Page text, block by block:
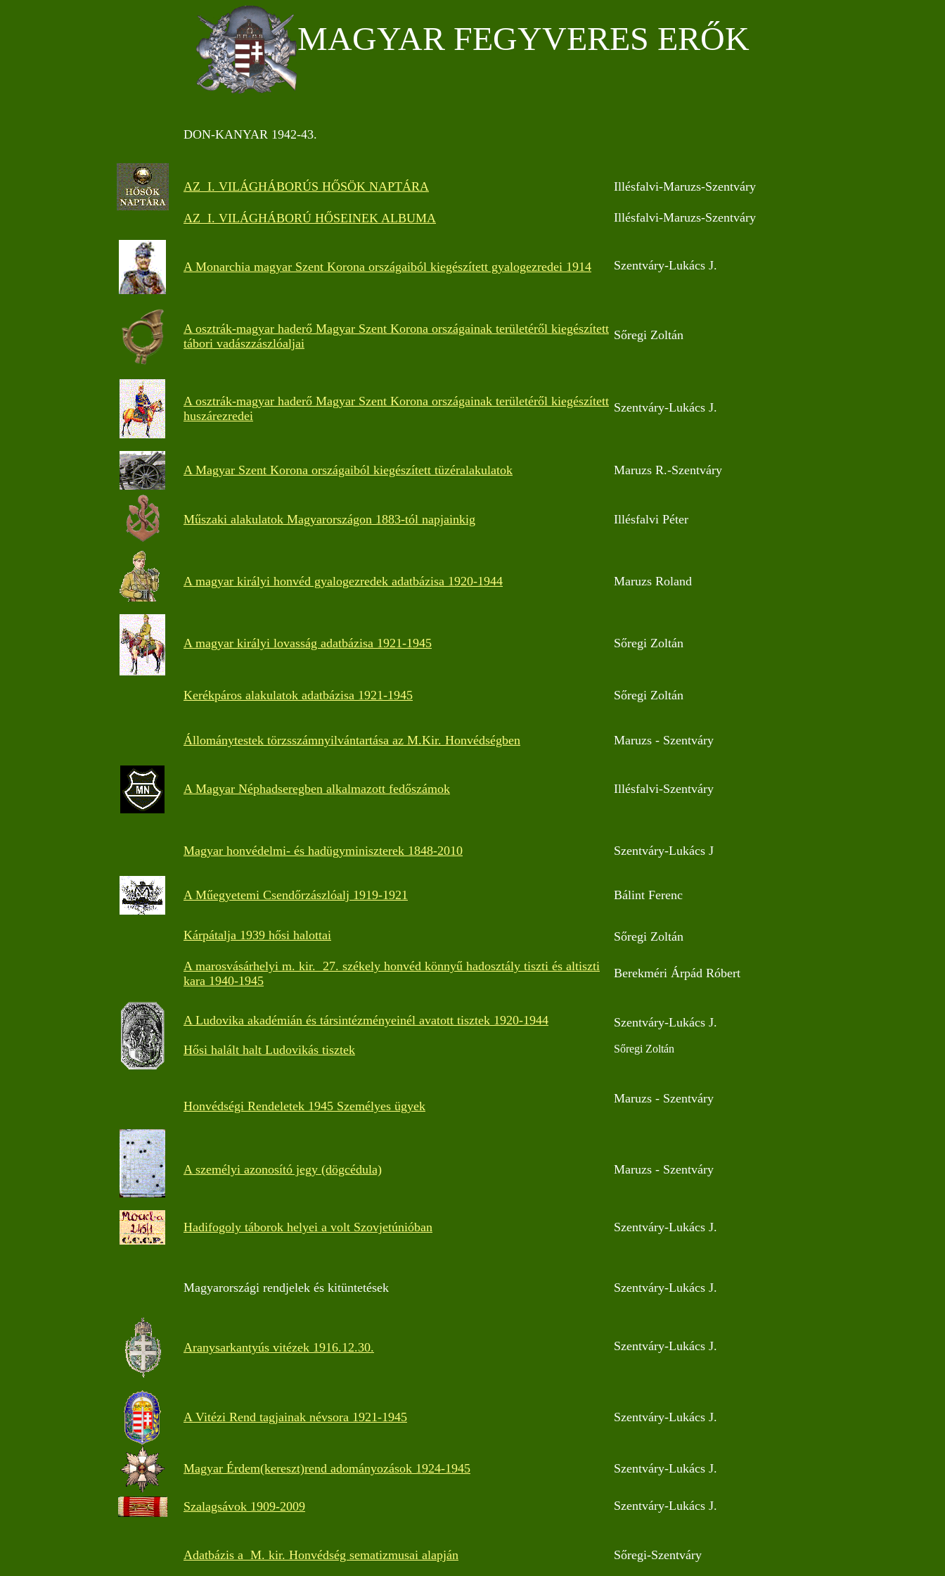
MAGYAR FEGYVERES ERŐK
DON-KANYAR 1942-43.
AZ I. VILÁGHÁBORÚS HŐSÖK NAPTÁRA Illésfalvi-Maruzs-Szentváry
AZ I. VILÁGHÁBORÚ HŐSEINEK ALBUMA Illésfalvi-Maruzs-Szentváry
A Monarchia magyar Szent Korona országaiból kiegészített gyalogezredei 1914 Szentváry-Lukács J.
A osztrák-magyar haderő Magyar Szent Korona országainak területéről kiegészített
tábori vadászzászlóaljai
Sőregi Zoltán
A osztrák-magyar haderő Magyar Szent Korona országainak területéről kiegészített
huszárezredei
Szentváry-Lukács J.
A Magyar Szent Korona országaiból kiegészített tüzéralakulatok Maruzs R.-Szentváry
Műszaki alakulatok Magyarországon 1883-tól napjainkig Illésfalvi Péter
A magyar királyi honvéd gyalogezredek adatbázisa 1920-1944 Maruzs Roland
A magyar királyi lovasság adatbázisa 1921-1945 Sőregi Zoltán
Kerékpáros alakulatok adatbázisa 1921-1945 Sőregi Zoltán
Állománytestek törzsszámnyilvántartása az M.Kir. Honvédségben Maruzs - Szentváry
A Magyar Néphadseregben alkalmazott fedőszámok Illésfalvi-Szentváry
Magyar honvédelmi- és hadügyminiszterek 1848-2010 Szentváry-Lukács J
A Műegyetemi Csendőrzászlóalj 1919-1921 Bálint Ferenc
Kárpátalja 1939 hősi halottai Sőregi Zoltán
A marosvásárhelyi m. kir. 27. székely honvéd könnyű hadosztály tiszti és altiszti
kara 1940-1945
Berekméri Árpád Róbert
A Ludovika akadémián és társintézményeinél avatott tisztek 1920-1944
Hősi halált halt Ludovikás tisztek
Szentváry-Lukács J.
Sőregi Zoltán
Honvédségi Rendeletek 1945 Személyes ügyek
Maruzs - Szentváry
A személyi azonosító jegy (dögcédula) Maruzs - Szentváry
Hadifogoly táborok helyei a volt Szovjetúnióban Szentváry-Lukács J.
Magyarországi rendjelek és kitüntetések Szentváry-Lukács J.
Aranysarkantyús vitézek 1916.12.30. Szentváry-Lukács J.
A Vitézi Rend tagjainak névsora 1921-1945 Szentváry-Lukács J.
Magyar Érdem(kereszt)rend adományozások 1924-1945 Szentváry-Lukács J.
Szalagsávok 1909-2009 Szentváry-Lukács J.
Adatbázis a M. kir. Honvédség sematizmusai alapján Sőregi-Szentváry